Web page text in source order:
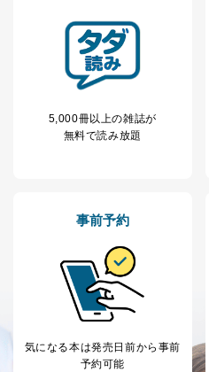
TEL：0570-200-223
FAX：03-5459-7073
e-mail：cs@fujisan.co.jp
改訂：2025年2月20日
株式会社富士山マガジンサー
代表取締役会長 西野 伸一郎
当社は以下の個人情報保護
護管理者の責任のもと、個人
用・提供・管理いたします。
東京都渋谷区南平台町16-11
株式会社富士山マガジンサー
個人情報保護管理者: 経営管
田 嘉也
5,000冊以上の雑誌が
無料で読み放題
事前予約
気になる本は発売日前から事前
予約可能